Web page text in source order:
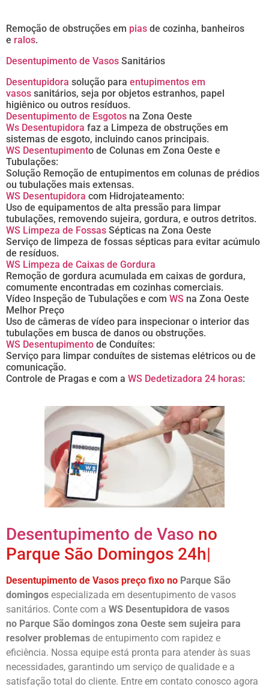
Remoção de obstruções em pias de cozinha, banheiros
e ralos.
Desentupimento de Vasos Sanitários
Desentupidora solução para entupimentos em
vasos sanitários, seja por objetos estranhos, papel
higiênico ou outros resíduos.
Desentupimento de Esgotos na Zona Oeste
Ws Desentupidora faz a Limpeza de obstruções em
sistemas de esgoto, incluindo canos principais.
WS Desentupimento de Colunas em Zona Oeste e
Tubulações:
Solução Remoção de entupimentos em colunas de prédios
ou tubulações mais extensas.
WS Desentupidora com Hidrojateamento:
Uso de equipamentos de alta pressão para limpar
tubulações, removendo sujeira, gordura, e outros detritos.
WS Limpeza de Fossas Sépticas na Zona Oeste
Serviço de limpeza de fossas sépticas para evitar acúmulo
de resíduos.
WS Limpeza de Caixas de Gordura
Remoção de gordura acumulada em caixas de gordura,
comumente encontradas em cozinhas comerciais.
Vídeo Inspeção de Tubulações e com WS na Zona Oeste
Melhor Preço
Uso de câmeras de vídeo para inspecionar o interior das
tubulações em busca de danos ou obstruções.
WS Desentupimento de Conduítes:
Serviço para limpar conduítes de sistemas elétricos ou de
comunicação.
Controle de Pragas e com a WS Dedetizadora 24 horas:
Desentupimento de Vaso no
Parque São Domingos 24h|
Desentupimento de Vasos preço fixo no Parque São
domingos especializada em desentupimento de vasos
sanitários. Conte com a WS Desentupidora de vasos
no Parque São domingos zona Oeste sem sujeira para
resolver problemas de entupimento com rapidez e
eficiência. Nossa equipe está pronta para atender às suas
necessidades, garantindo um serviço de qualidade e a
satisfação total do cliente. Entre em contato conosco agora